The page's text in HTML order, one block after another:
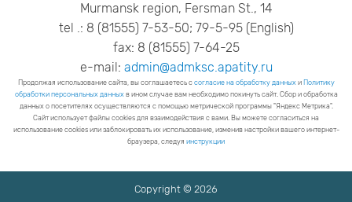
Murmansk region, Fersman St., 14
tel .: 8 (81555) 7-53-50; 79-5-95 (English)
fax: 8 (81555) 7-64-25
e-mail: admin@admksc.apatity.ru
Продолжая использование сайта, вы соглашаетесь с согласие на обработку данныхи Политику
обработки персональных данныхв ином случае вам необходимо покинуть сайт. Сбор и обработка
данных о посетителях осуществляются с помощью метрической программы "Яндекс Метрика".
Сайт использует файлы cookies для взаимодействия с вами. Вы можете согласиться на
использование cookies или заблокировать их использование, изменив настройки вашего интернет-
браузера, следуя инструкции
Copyright © 2026